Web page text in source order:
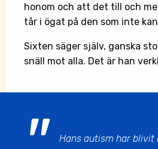
honom och att det till och
tår i ögat på den som inte
Sixten säger själv, ganska
snäll mot alla. Det är han
Hans autism har blivit